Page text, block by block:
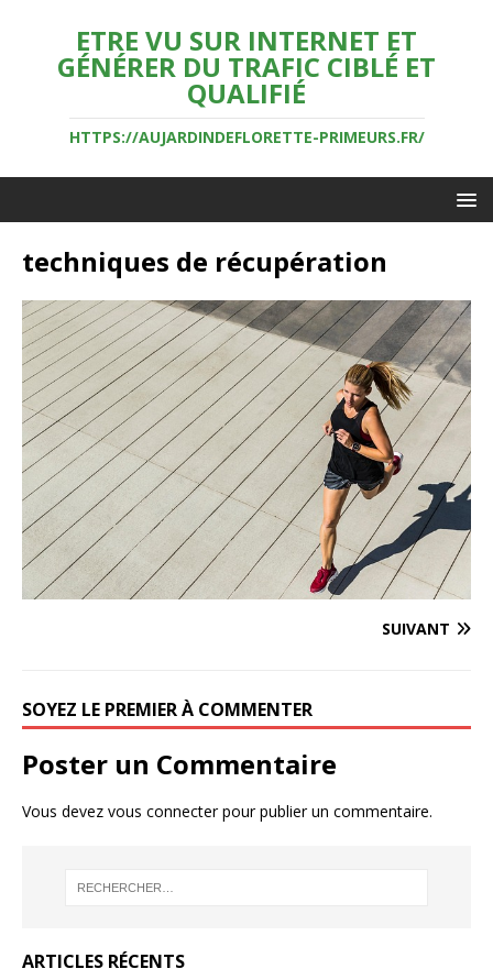
ETRE VU SUR INTERNET ET
GÉNÉRER DU TRAFIC CIBLÉ ET
QUALIFIÉ
HTTPS://AUJARDINDEFLORETTE-PRIMEURS.FR/
techniques de récupération
SUIVANT
SOYEZ LE PREMIER À COMMENTER
Poster un Commentaire
Vous devez vous connecterpour publier un commentaire.
ARTICLES RÉCENTS